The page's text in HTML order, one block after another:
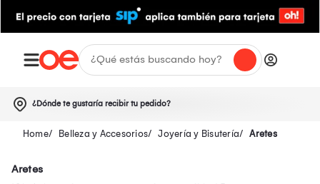
¿Dónde te gustaría recibir tu pedido?
Belleza y Accesorios Joyería y Bisutería Aretes
Aretes